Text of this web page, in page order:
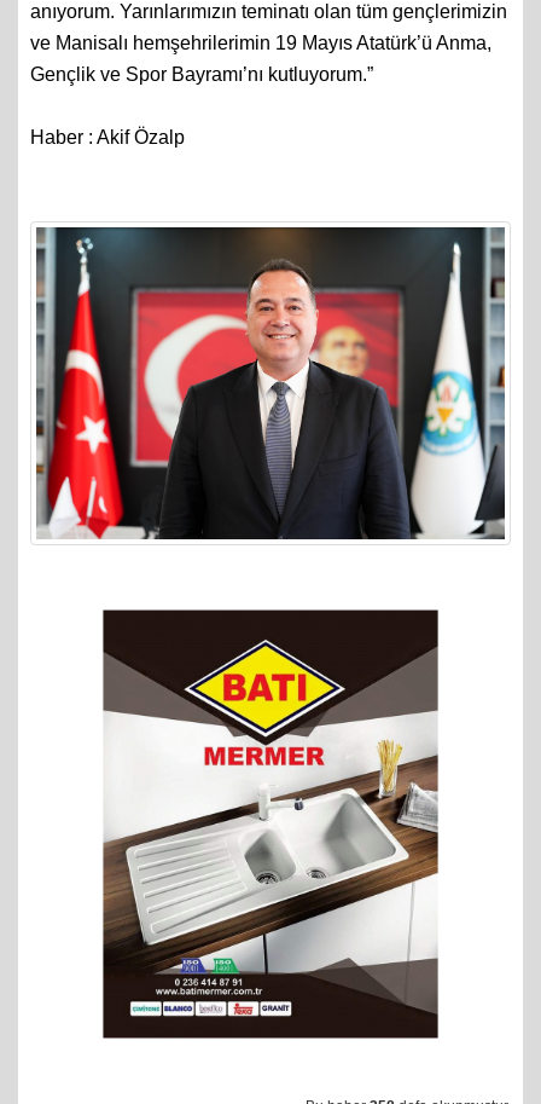
anıyorum. Yarınlarımızın teminatı olan tüm gençlerimizin
ve Manisalı hemşehrilerimin 19 Mayıs Atatürk’ü Anma,
Gençlik ve Spor Bayramı’nı kutluyorum.”
Haber : Akif Özalp